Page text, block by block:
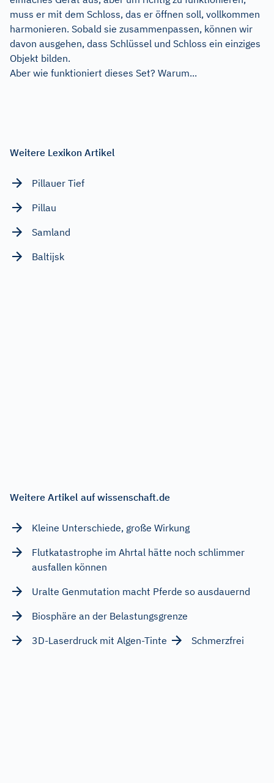
muss er mit dem Schloss, das er öffnen soll, vollkommen
harmonieren. Sobald sie zusammenpassen, können wir
davon ausgehen, dass Schlüssel und Schloss ein einziges
Objekt bilden.
Aber wie funktioniert dieses Set? Warum...
Weitere Lexikon Artikel
Pillauer Tief
Pillau
Samland
Baltijsk
Weitere Artikel auf wissenschaft.de
Kleine Unterschiede, große Wirkung
Flutkatastrophe im Ahrtal hätte noch schlimmer
ausfallen können
Uralte Genmutation macht Pferde so ausdauernd
Biosphäre an der Belastungsgrenze
3D-Laserdruck mit Algen-Tinte
Schmerzfrei